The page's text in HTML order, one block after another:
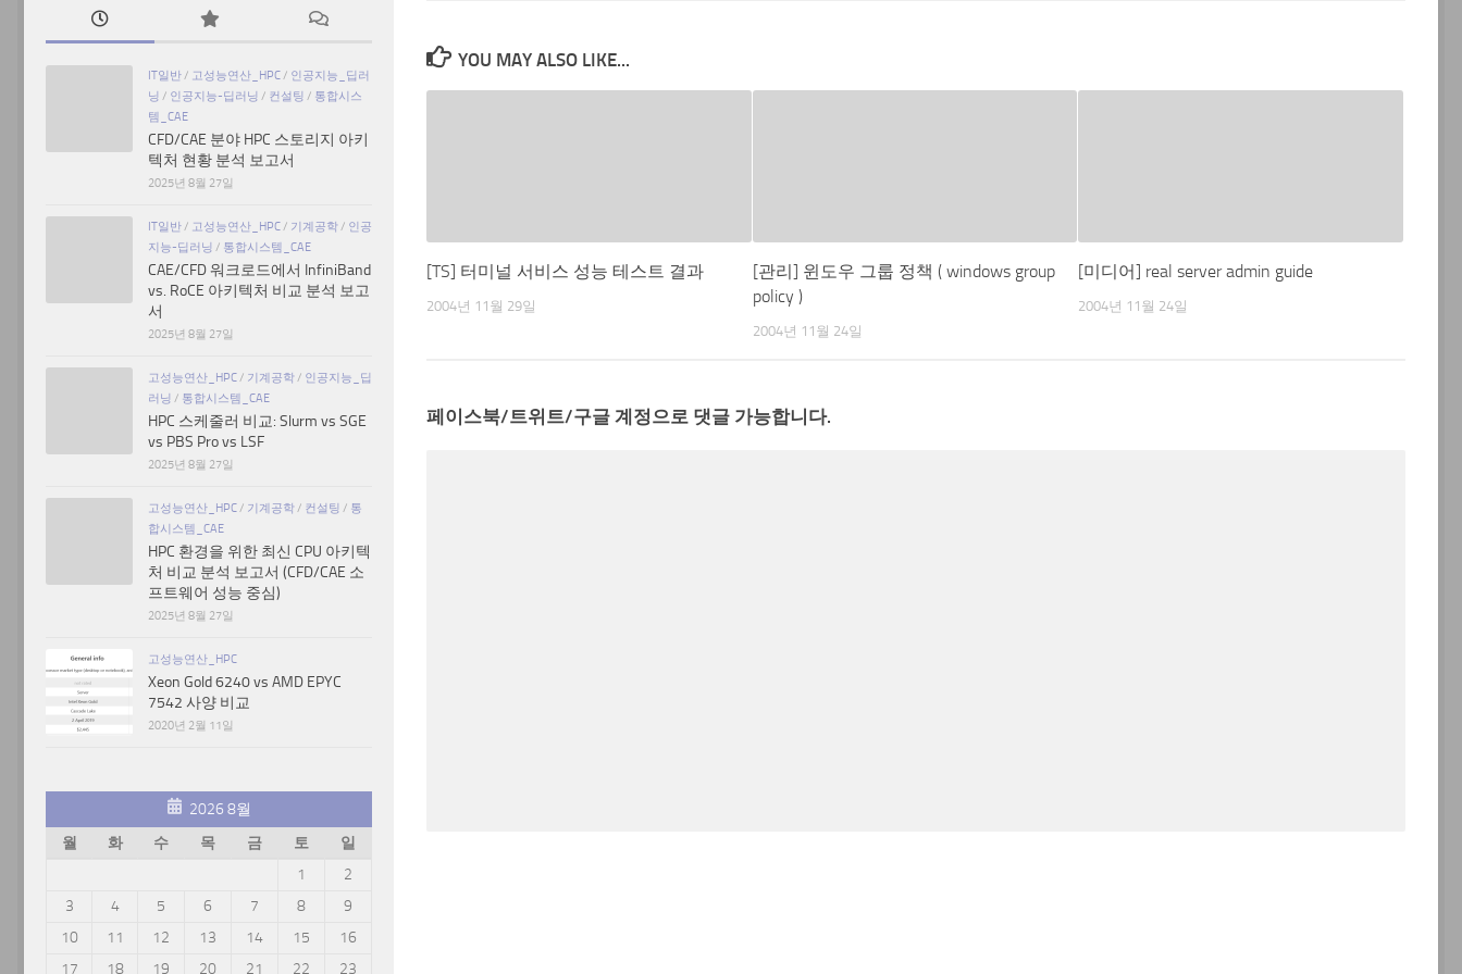
YOU MAY ALSO LIKE...
[TS] 터미널 서비스 성능 테스트 결과
2004년 11월 29일
[관리] 윈도우 그룹 정책 ( windows group
policy )
2004년 11월 24일
[미디어] real server admin guide
2004년 11월 24일
페이스북/트위트/구글 계정으로 댓글 가능합니다.
IT일반 / 고성능연산_HPC / 인공지능_딥러
닝 / 인공지능-딥러닝 / 컨설팅 / 통합시스
템_CAE
CFD/CAE 분야 HPC 스토리지 아키
텍처 현황 분석 보고서
2025년 8월 27일
IT일반 / 고성능연산_HPC / 기계공학 / 인공
지능-딥러닝 / 통합시스템_CAE
CAE/CFD 워크로드에서 InfiniBand
vs. RoCE 아키텍처 비교 분석 보고
서
2025년 8월 27일
고성능연산_HPC / 기계공학 / 인공지능_딥
러닝 / 통합시스템_CAE
HPC 스케줄러 비교: Slurm vs SGE
vs PBS Pro vs LSF
2025년 8월 27일
고성능연산_HPC / 기계공학 / 컨설팅 / 통
합시스템_CAE
HPC 환경을 위한 최신 CPU 아키텍
처 비교 분석 보고서 (CFD/CAE 소
프트웨어 성능 중심)
2025년 8월 27일
고성능연산_HPC
Xeon Gold 6240 vs AMD EPYC
7542 사양 비교
2020년 2월 11일
2026 8월
월
화 수 목 금 토
일
1
2
3
4 5 6 7 8
9
10
11 12 13 14 15
16
17
18 19 20 21 22 23